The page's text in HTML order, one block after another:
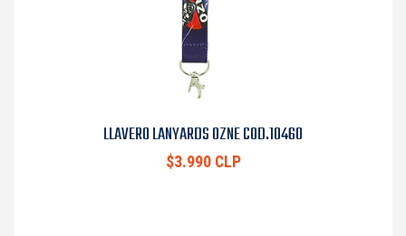
LLAVERO LANYARDS OZNE COD.10460
$3.990 CLP